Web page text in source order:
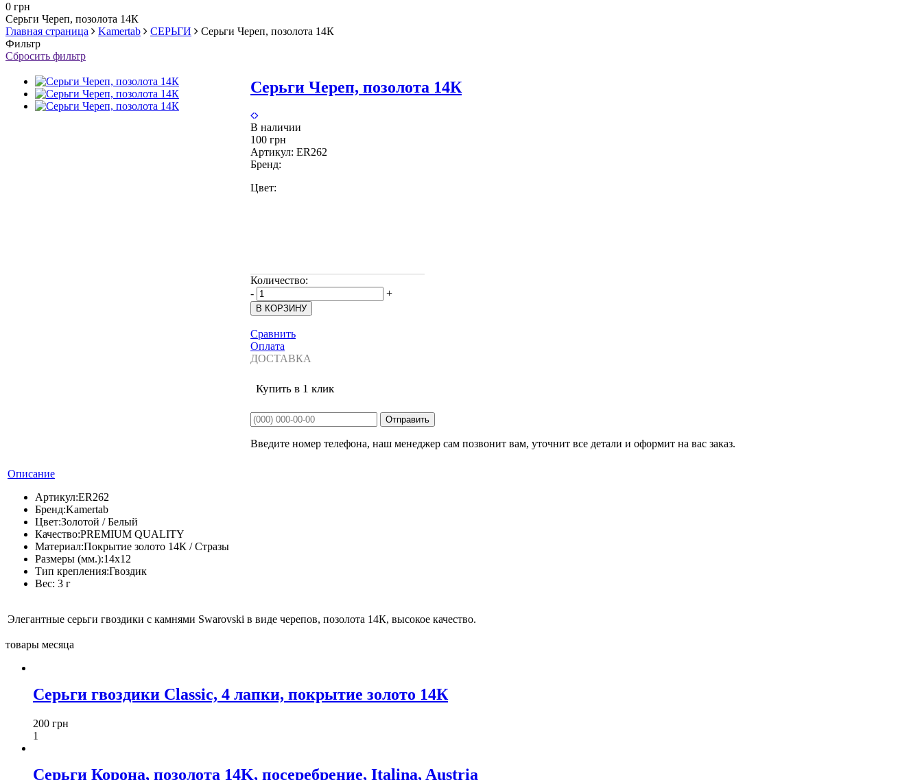
0 грн
Серьги Череп, позолота 14К
Главная страница
Kamertab СЕРЬГИ
Серьги Череп, позолота 14К
Фильтр
Сбросить фильтр
Серьги Череп, позолота 14К
В наличии
100 грн
Артикул: ER262
Бренд:
Цвет:
Количество:
-
+
Сравнить
Оплата
ДОСТАВКА
Купить в 1 клик
Введите номер телефона, наш менеджер сам позвонит вам, уточнит все детали и оформит на вас заказ.
Описание
Артикул:ER262
Бренд:Kamertab
Цвет:Золотой / Белый
Качество:PREMIUM QUALITY
Материал:Покрытие золото 14К / Стразы
Размеры (мм.):14х12
Тип крепления:Гвоздик
Вес: 3 г
Элегантные серьги гвоздики с камнями Swarovski в виде черепов, позолота 14К, высокое качество.
товары месяца
Серьги гвоздики Classic, 4 лапки, покрытие золото 14К
200 грн
1
Серьги Корона, позолота 14K, посеребрение, Italina, Austria